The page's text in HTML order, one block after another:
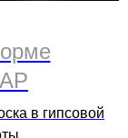
в гипсовой